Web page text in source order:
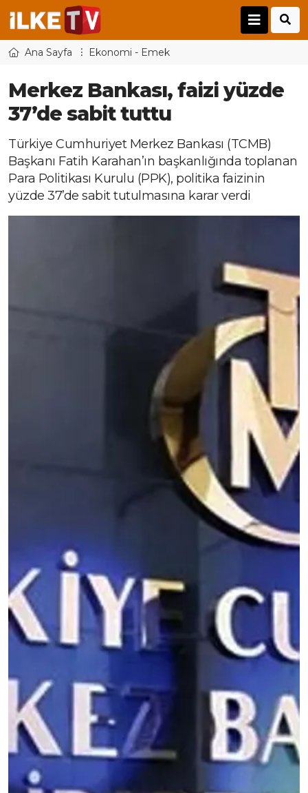
Ana Sayfa Ekonomi - Emek
Merkez Bankası, faizi yüzde
37’de sabit tuttu
Türkiye Cumhuriyet Merkez Bankası (TCMB)
Başkanı Fatih Karahan’ın başkanlığında toplanan
Para Politikası Kurulu (PPK), politika faizinin
yüzde 37’de sabit tutulmasına karar verdi